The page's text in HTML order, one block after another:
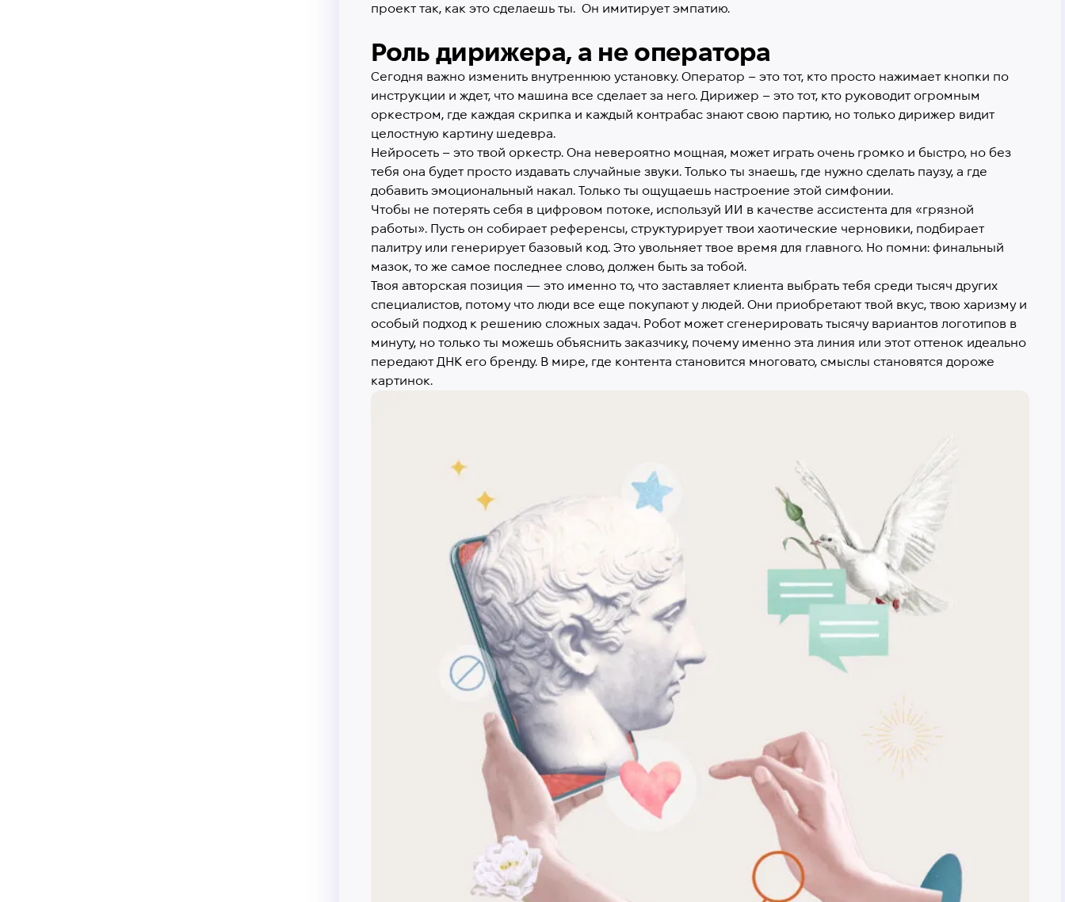
проект так, как это сделаешь ты. Он имитирует эмпатию.
Роль дирижера, а не оператора
Сегодня важно изменить внутреннюю установку. Оператор – это тот, кто просто нажимает кнопки по
инструкции и ждет, что машина все сделает за него. Дирижер – это тот, кто руководит огромным
оркестром, где каждая скрипка и каждый контрабас знают свою партию, но только дирижер видит
целостную картину шедевра.
Нейросеть – это твой оркестр. Она невероятно мощная, может играть очень громко и быстро, но без
тебя она будет просто издавать случайные звуки. Только ты знаешь, где нужно сделать паузу, а где
добавить эмоциональный накал. Только ты ощущаешь настроение этой симфонии.
Чтобы не потерять себя в цифровом потоке, используй ИИ в качестве ассистента для «грязной
работы». Пусть он собирает референсы, структурирует твои хаотические черновики, подбирает
палитру или генерирует базовый код. Это увольняет твое время для главного. Но помни: финальный
мазок, то же самое последнее слово, должен быть за тобой.
Твоя авторская позиция — это именно то, что заставляет клиента выбрать тебя среди тысяч других
специалистов, потому что люди все еще покупают у людей. Они приобретают твой вкус, твою харизму и
особый подход к решению сложных задач. Робот может сгенерировать тысячу вариантов логотипов в
минуту, но только ты можешь объяснить заказчику, почему именно эта линия или этот оттенок идеально
передают ДНК его бренду. В мире, где контента становится многовато, смыслы становятся дороже
картинок.